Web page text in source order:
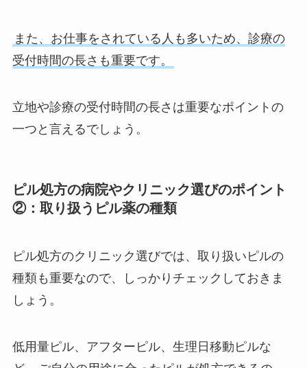
また、お仕事をされている人も多いため、診療の
受付時間の長さも重要です。
立地や診療の受付時間の長さは重要なポイントの
一つと言えるでしょう。
ピル処方の病院やクリニック選びのポイント
②：取り扱うピル薬の種類
ピル処方のクリニック選びでは、取り扱いピルの
種類も重要なので、しっかりチェックしておきま
しょう。
低用量ピル、アフターピル、生理日移動ピルな